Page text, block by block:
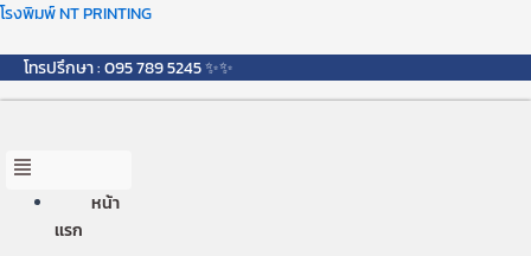
Skip
content
โรงพิมพ์ NT PRINTING
โทรปรึกษา : 095 789 5245 ✨✨
Menu
หน้า
เเรก